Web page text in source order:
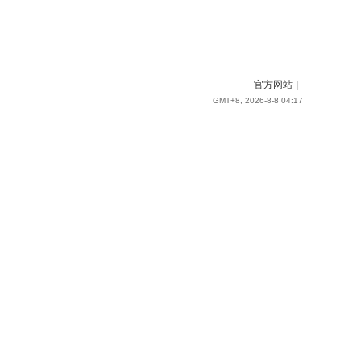
官方网站
GMT+8, 2026-8-8 04:17